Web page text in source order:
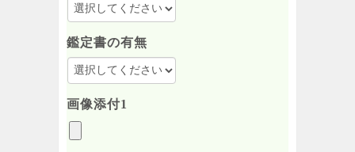
鑑定書の有無
画像添付1